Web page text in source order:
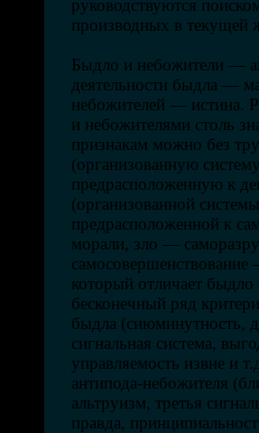
руководствуются
производных в текущей
Быдло и небожители —
деятельности быдла —
небожителей — истина.
и небожителями столь
признакам можно без
(организованную
предрасположенную к
(организованной
предрасположенной к
морали, зло —
который отличает
бесконечный ряд
быдла (сиюминутность,
сигнальная система,
управляемость извне и
антипода-небожителя
альтруизм, третья
правда,